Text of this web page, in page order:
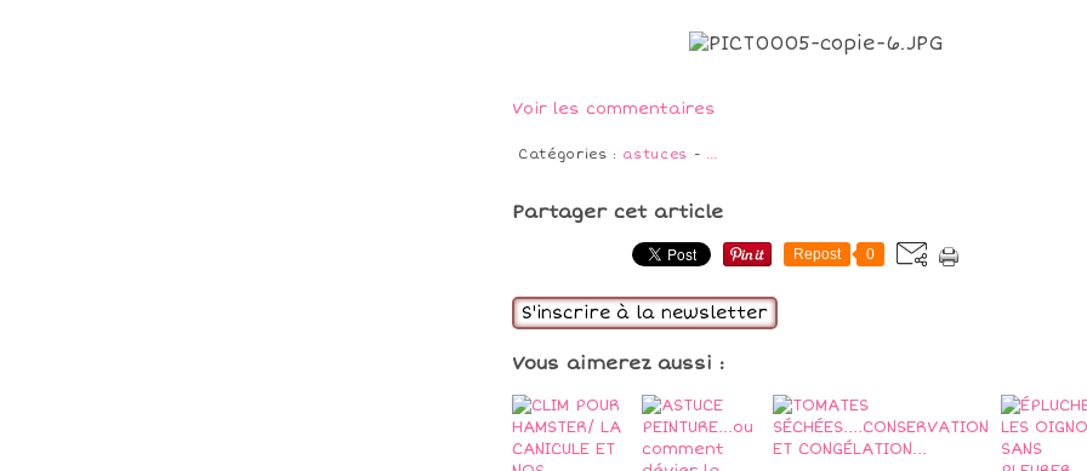
Voir les commentaires
Catégories : astuces - …
Partager cet article
Repost 0
S'inscrire à la newsletter
Vous aimerez aussi :